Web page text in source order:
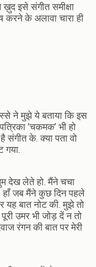
इसे संगीत समीक्षा
करने के अलावा चारा ही
ने मुझे ये बताया कि इस
’चकमक’ भी हो
संगीत के. क्या पता वो
गया.
देख लेते हो. मैंने चचा
हाँ जब मैंने कुछ दिन पहले
यह बात नोट की. मुझे तो
उमर भी जोड़ दें न तो
रंगन की बात पर मेरी